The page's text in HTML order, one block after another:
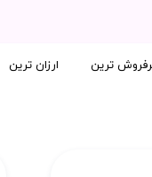
ترین ارزان ترین